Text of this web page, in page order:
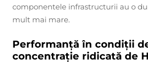
componentele infrastructurii au o
mult mai mare.
Performanță în condiții
concentrație ridicată de